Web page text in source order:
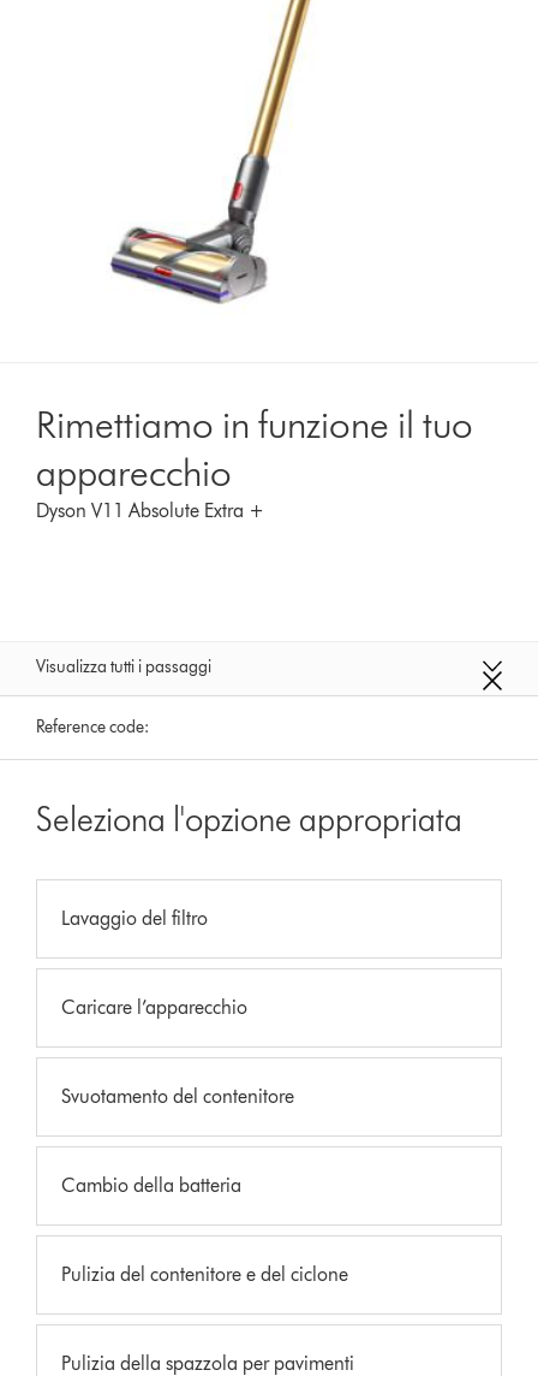
Rimettiamo in funzione il tuo
apparecchio
Dyson V11 Absolute Extra +
Visualizza tutti i passaggi
Reference code:
Seleziona l'opzione appropriata
Lavaggio del filtro
Caricare l’apparecchio
Svuotamento del contenitore
Cambio della batteria
Pulizia del contenitore e del ciclone
Pulizia della spazzola per pavimenti